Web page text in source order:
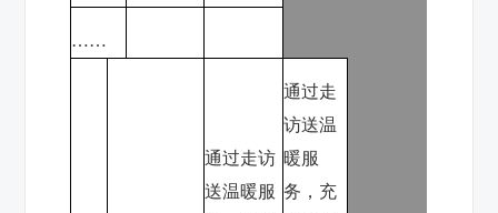
……
通过走访
送温暖服
通过走
访送温
暖服
务，充